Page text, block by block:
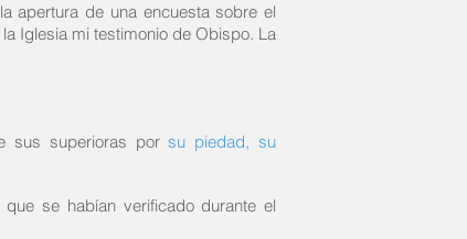
apertura de una encuesta sobre el
Iglesia mi testimonio de Obispo. La
sus superioras por su piedad, su
se habían verificado durante el